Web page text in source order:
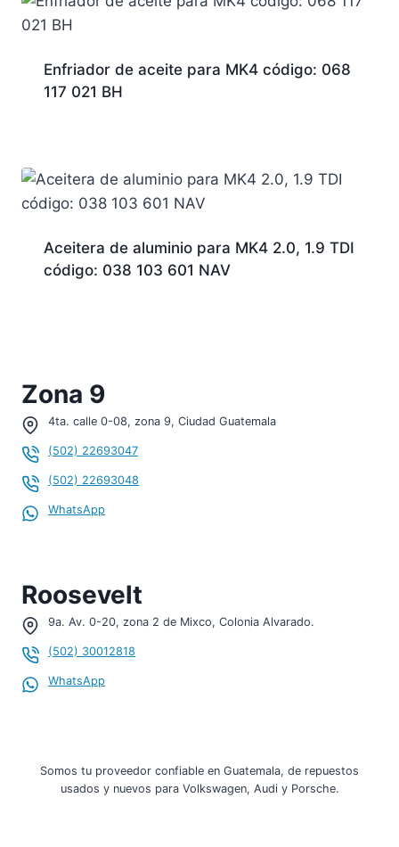
Enfriador de aceite para MK4 código: 068
117 021 BH
Aceitera de aluminio para MK4 2.0, 1.9 TDI
código: 038 103 601 NAV
Zona 9
4ta. calle 0-08, zona 9, Ciudad Guatemala
(502) 22693047
(502) 22693048
WhatsApp
Roosevelt
9a. Av. 0-20, zona 2 de Mixco, Colonia Alvarado.
(502) 30012818
WhatsApp
Somos tu proveedor confiable en Guatemala, de repuestos
usados y nuevos para Volkswagen, Audi y Porsche.